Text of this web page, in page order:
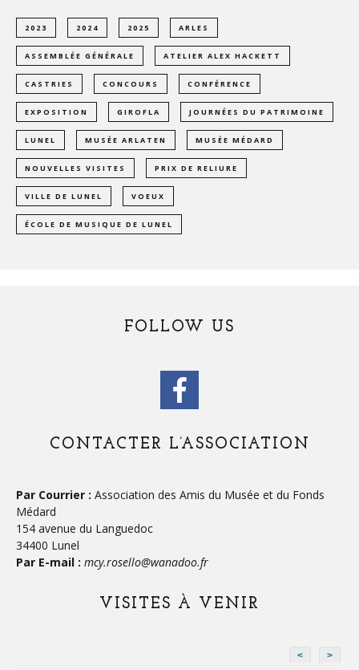
2023 2024 2025 ARLES
ASSEMBLÉE GÉNÉRALE ATELIER ALEX HACKETT
CASTRIES CONCOURS CONFÉRENCE
EXPOSITION GIROFLA JOURNÉES DU PATRIMOINE
LUNEL MUSÉE ARLATEN MUSÉE MÉDARD
NOUVELLES VISITES PRIX DE RELIURE
VILLE DE LUNEL VOEUX
ÉCOLE DE MUSIQUE DE LUNEL
FOLLOW US
CONTACTER L’ASSOCIATION
Par Courrier : Association des Amis du Musée et du Fonds
Médard
154 avenue du Languedoc
34400 Lunel
Par E-mail : mcy.rosello@wanadoo.fr
VISITES À VENIR
< >